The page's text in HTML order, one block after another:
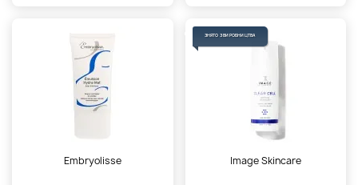
Embryolisse
ЗНЯТО З ВИРОБНИЦТВА
Image Skincare